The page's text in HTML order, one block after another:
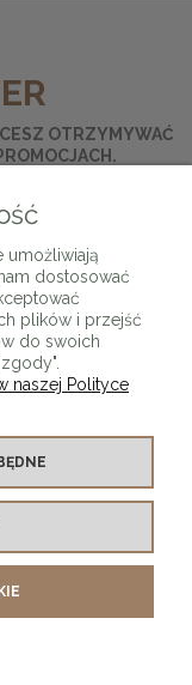
OTRZYMYWAĆ
umożliwiają
dostosować
plików i przejść
do swoich
naszej Polityce